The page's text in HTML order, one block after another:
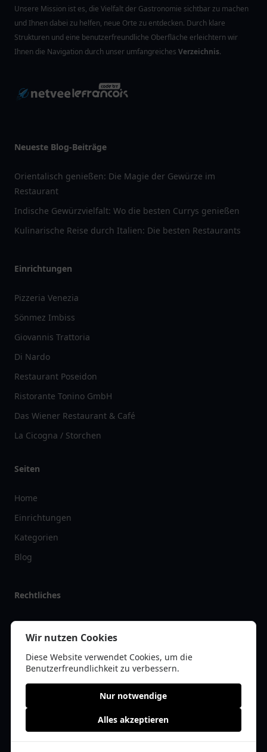
Unsere Mission ist es, die Vielfalt der Gastronomie sichtbar zu machen
und Ihnen dabei zu helfen, neue Orte zu entdecken. Durch klare
Strukturen und eine benutzerfreundliche Oberfläche erleichtern wir
Ihnen die Navigation durch unser umfangreiches Verzeichnis.
Neueste Blog-Beiträge
Orientalisch genießen: Die Magie der Gewürze im
Restaurant
Indische Gewürzvielfalt: Wo die besten Currys genießen
Kulinarische Reise durch Italien: Die besten Restaurants
Einrichtungen
Pizzeria Venezia
Sönmez Imbiss
Giovannis Trattoria
Di Nardo
Restaurant Poseidon
Ristorante Tonino GmbH
Das Wiener Restaurant & Café
La Cicogna / Storchen
Seiten
Home
Einrichtungen
Kategorien
Blog
Rechtliches
Impressum
Datenschutz
Kontakt
© 2026 restaurantlist.de | Alle Rechte vorbehalten | * =Affiliate-Links /
Wir nutzen Cookies
Diese Website verwendet Cookies, um die
Benutzerfreundlichkeit zu verbessern.
Nur notwendige
Alles akzeptieren